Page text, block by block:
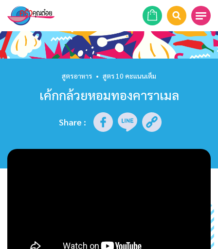
หน้าแรก
ร้านอาหาร
รายการย้อนหลัง
สูตรอาหาร • สูตร 10 คะแนนเต็ม
เค้กกล้วยหอมทองคาราเมล
Share :